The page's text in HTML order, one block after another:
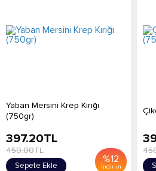
Yaban Mersini Krep Kırığı
(750gr)
%12
İndirim
397.20TL
450.00TL
Sepete Ekle